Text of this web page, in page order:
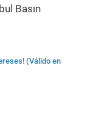
Basın
(Válido en